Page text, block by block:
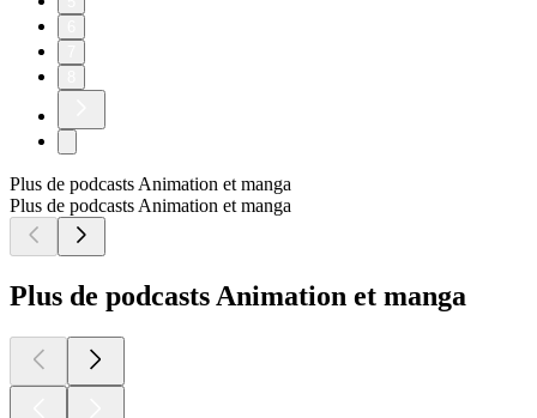
Plus de podcasts Animation et manga
Plus de podcasts Animation et manga
Plus de podcasts Animation et manga